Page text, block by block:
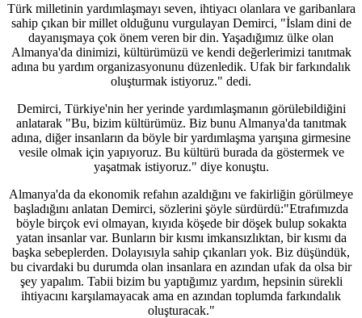
Türk milletinin yardımlaşmayı seven, ihtiyacı olanlara ve garibanlara
sahip çıkan bir millet olduğunu vurgulayan Demirci, "İslam dini de
dayanışmaya çok önem veren bir din. Yaşadığımız ülke olan
Almanya'da dinimizi, kültürümüzü ve kendi değerlerimizi tanıtmak
adına bu yardım organizasyonunu düzenledik. Ufak bir farkındalık
oluşturmak istiyoruz." dedi.
Demirci, Türkiye'nin her yerinde yardımlaşmanın görülebildiğini
anlatarak "Bu, bizim kültürümüz. Biz bunu Almanya'da tanıtmak
adına, diğer insanların da böyle bir yardımlaşma yarışına girmesine
vesile olmak için yapıyoruz. Bu kültürü burada da göstermek ve
yaşatmak istiyoruz." diye konuştu.
Almanya'da da ekonomik refahın azaldığını ve fakirliğin görülmeye
başladığını anlatan Demirci, sözlerini şöyle sürdürdü:"Etrafımızda
böyle birçok evi olmayan, kıyıda köşede bir döşek bulup sokakta
yatan insanlar var. Bunların bir kısmı imkansızlıktan, bir kısmı da
başka sebeplerden. Dolayısıyla sahip çıkanları yok. Biz düşündük,
bu civardaki bu durumda olan insanlara en azından ufak da olsa bir
şey yapalım. Tabii bizim bu yaptığımız yardım, hepsinin sürekli
ihtiyacını karşılamayacak ama en azından toplumda farkındalık
oluşturacak."